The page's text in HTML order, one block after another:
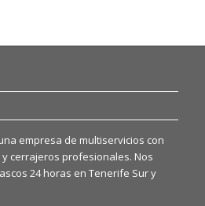
empresa de multiservicios con
cerrajeros profesionales. Nos
24 horas en Tenerife Sur y